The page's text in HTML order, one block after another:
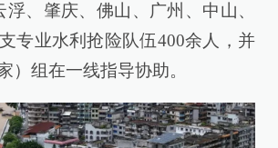
、肇庆、佛山、广州、中山、
专业水利抢险队伍400余人，并
）组在一线指导协助。